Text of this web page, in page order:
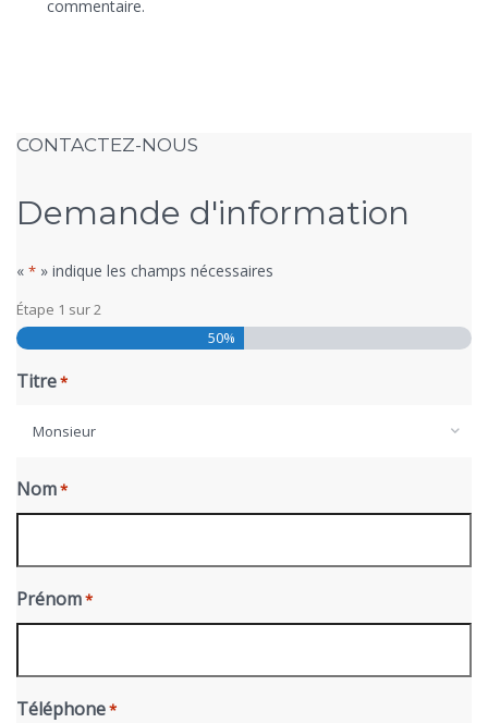
commentaire.
CONTACTEZ-NOUS
Demande d'information
« * » indique les champs nécessaires
Étape 1 sur2
50%
Titre*
Monsieur
Nom*
Prénom*
Téléphone*